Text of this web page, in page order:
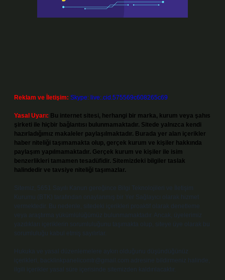
Reklam ve İletişim: Skype: live:.cid.575569c608265c69
Yasal Uyarı: Bu internet sitesi, herhangi bir marka, kurum veya şahıs
şirketi ile hiçbir bağlantısı bulunmamaktadır. Sitede yalnızca kendi
hazırladığımız makaleler paylaşılmaktadır. Burada yer alan içerikler
haber niteliği taşımamakta olup, gerçek kurum ve kişiler hakkında
paylaşım yapılmamaktadır. Gerçek kurum ve kişiler ile isim
benzerlikleri tamamen tesadüfidir. Sitemizdeki bilgiler taslak
halindedir ve tavsiye niteliği taşımazlar.
Sitemiz, 5651 Sayılı Kanun gereğince Bilgi Teknolojileri ve İletişim
Kurumu (BTK) tarafından onaylanmış bir Yer Sağlayıcı olarak hizmet
vermektedir. Bu nedenle, sitedeki içerikleri proaktif olarak denetleme
veya araştırma yükümlülüğümüz bulunmamaktadır. Ancak, üyelerimiz
yazdıkları içeriklerin sorumluluğunu taşımakta olup, siteye üye olarak bu
sorumluluğu kabul etmiş sayılırlar.
Hukuka ve yasal düzenlemelere aykırı olduğunu düşündüğünüz
içerikleri,
backlinkpanelicomtr@gmail.com adresine bildirmeniz halinde,
ilgili içerikler yasal süre içerisinde sitemizden kaldırılacaktır.